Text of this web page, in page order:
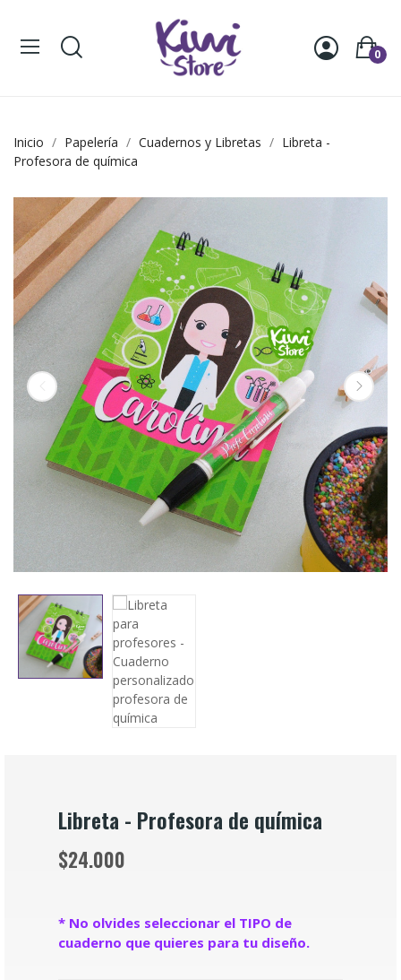
0
Inicio Papelería Cuadernos y Libretas
Libreta -
Profesora de química
Libreta - Profesora de química
$24.000
* No olvides seleccionar el TIPO de
cuaderno que quieres para tu diseño.